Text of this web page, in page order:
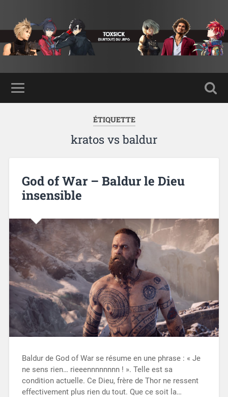
ÉTIQUETTE
kratos vs baldur
God of War – Baldur le Dieu
insensible
Baldur de God of War se résume en une phrase : « Je
ne sens rien… rieeennnnnnnn ! ». Telle est sa
condition actuelle. Ce Dieu, frère de Thor ne ressent
effectivement plus rien du tout. Que ce soit la…